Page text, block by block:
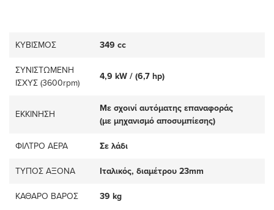
ΚΥΒΙΣΜΟΣ 349 cc
ΣΥΝΙΣΤΩΜΕΝΗ
ΙΣΧΥΣ (3600rpm)
4,9 kW / (6,7 hp)
ΕΚΚΙΝΗΣΗ
Με σχοινί αυτόματης επαναφοράς
(με μηχανισμό αποσυμπίεσης)
ΦΙΛΤΡΟ ΑΕΡΑ Σε λάδι
ΤΥΠΟΣ ΑΞΟΝΑ Ιταλικός, διαμέτρου 23mm
ΚΑΘΑΡΟ ΒΑΡΟΣ 39 kg